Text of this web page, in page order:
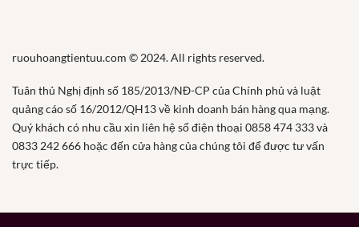
ruouhoangtientuu.com © 2024. All rights reserved.
Tuân thủ Nghị định số 185/2013/NĐ-CP của Chính phủ và luật
quảng cáo số 16/2012/QH13 về kinh doanh bán hàng qua mạng.
Quý khách có nhu cầu xin liên hệ số điện thoại 0858 474 333 và
0833 242 666 hoặc đến cửa hàng của chúng tôi để được tư vấn
trực tiếp.